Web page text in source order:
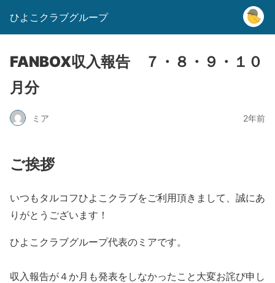
ひよこクラブグループ
FANBOX収入報告 ７・８・９・１０
月分
ミア 2年前
ご挨拶
いつもタルコフひよこクラブをご利用頂きまして、誠にあ
りがとうございます！
ひよこクラブグループ代表のミアです。
収入報告が４か月も発表をしなかったこと大変お詫び申し